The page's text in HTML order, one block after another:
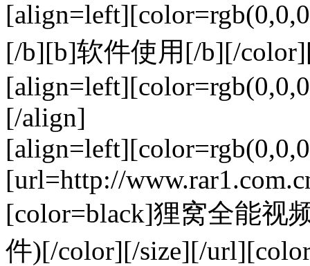
[/b][b]软件使用[/b][/
[/align]
[url=http://
[color=black]狸窝全能视
件)[/color][/size][/